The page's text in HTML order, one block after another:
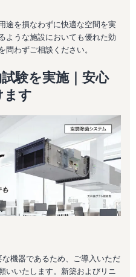
途を損なわずに快適な空間を実
ような施設においても優れた効
問わずご相談ください。
験を実施｜安心
ます
機器であるため、ご導入いただ
いいたします。新築およびリニ